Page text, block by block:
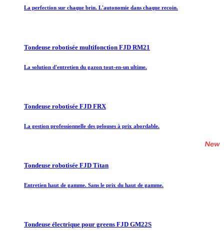
La perfection sur chaque brin. L'autonomie dans chaque recoin.
Tondeuse robotisée multifonction FJD RM21
La solution d'entretien du gazon tout-en-un ultime.
Tondeuse robotisée FJD FRX
La gestion professionnelle des pelouses à prix abordable.
Tondeuse robotisée FJD Titan
Entretien haut de gamme. Sans le prix du haut de gamme.
Tondeuse électrique pour greens FJD GM22S